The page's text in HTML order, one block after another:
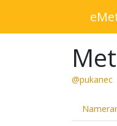
@pukanec